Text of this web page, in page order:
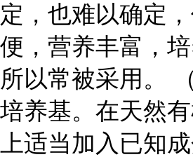
定，也难以确定
便，营养丰富，培
所以常被采用。
培养基。在天然
上适当加入已知